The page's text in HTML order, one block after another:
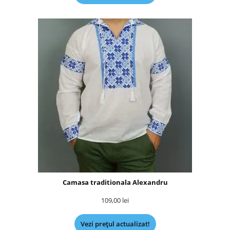
Camasa traditionala Alexandru
109,00 lei
Vezi prețul actualizat!